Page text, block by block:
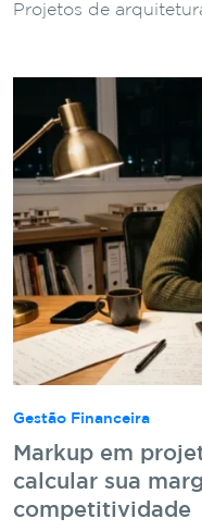
Projetos de
Gestão Financeira
Markup em
calcular sua
competitividade